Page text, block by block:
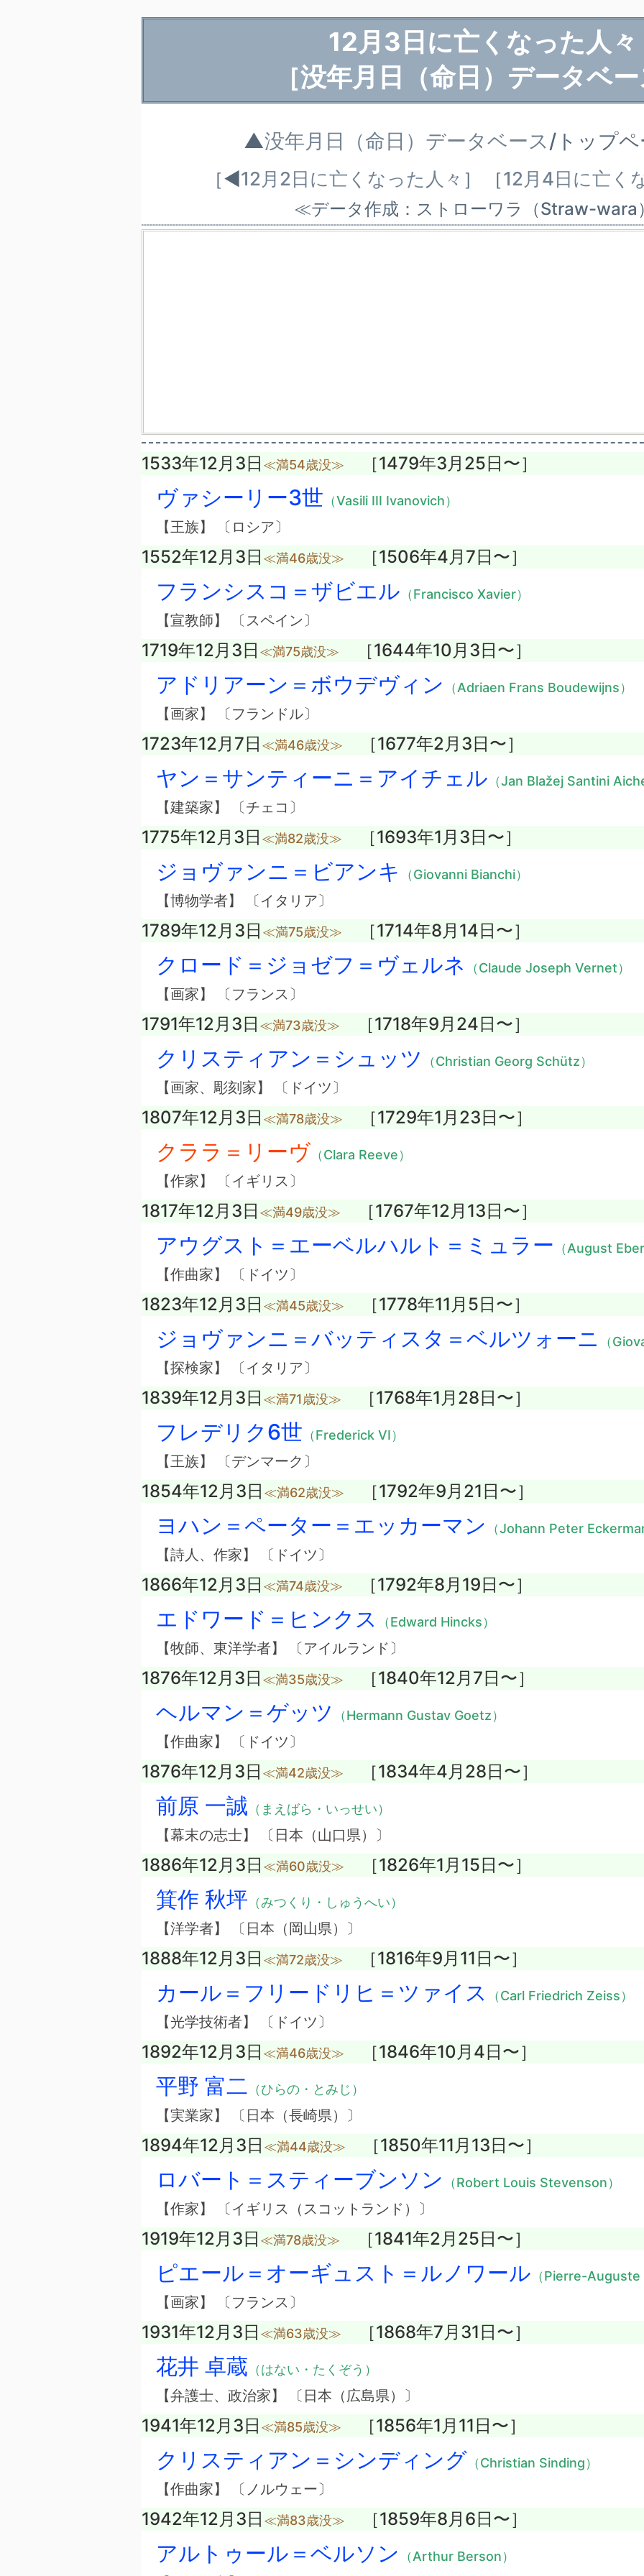
12月3日に亡くなった人々
［没年月日（命日）データベ
▲没年月日（命日）データベース/トップ
［◀12月2日に亡くなった人々 ］ ［12月4日に亡く
≪データ作成：ストローワラ（Straw-
1533年12月3日 ≪満54歳没≫ ［1479年3月25日〜］
ヴァシーリー3世 （Vasili III Ivanovich）
【王族】 〔ロシア〕
1552年12月3日 ≪満46歳没≫ ［1506年4月7日〜］
フランシスコ＝ザビエル （Francisco Xavier）
【宣教師】 〔スペイン〕
1719年12月3日 ≪満75歳没≫ ［1644年10月3日〜］
アドリアーン＝ボウデヴィン （Adriaen Frans Boudewijns）
【画家】 〔フランドル〕
1723年12月7日 ≪満46歳没≫ ［1677年2月3日〜］
ヤン＝サンティーニ＝アイチェル （Jan Blažej Santini
【建築家】 〔チェコ〕
1775年12月3日 ≪満82歳没≫ ［1693年1月3日〜］
ジョヴァンニ＝ビアンキ （Giovanni Bianchi）
【博物学者】 〔イタリア〕
1789年12月3日 ≪満75歳没≫ ［1714年8月14日〜］
クロード＝ジョゼフ＝ヴェルネ （Claude Joseph Vernet）
【画家】 〔フランス〕
1791年12月3日 ≪満73歳没≫ ［1718年9月24日〜］
クリスティアン＝シュッツ （Christian Georg Schütz）
【画家、彫刻家】 〔ドイツ〕
1807年12月3日 ≪満78歳没≫ ［1729年1月23日〜］
クララ＝リーヴ （Clara Reeve）
【作家】 〔イギリス〕
1817年12月3日 ≪満49歳没≫ ［1767年12月13日〜］
アウグスト＝エーベルハルト＝ミュラー （August
【作曲家】 〔ドイツ〕
1823年12月3日 ≪満45歳没≫ ［1778年11月5日〜］
ジョヴァンニ＝バッティスタ＝ベルツォーニ （
【探検家】 〔イタリア〕
1839年12月3日 ≪満71歳没≫ ［1768年1月28日〜］
フレデリク6世 （Frederick VI）
【王族】 〔デンマーク〕
1854年12月3日 ≪満62歳没≫ ［1792年9月21日〜］
ヨハン＝ペーター＝エッカーマン （Johann Peter
【詩人、作家】 〔ドイツ〕
1866年12月3日 ≪満74歳没≫ ［1792年8月19日〜］
エドワード＝ヒンクス （Edward Hincks）
【牧師、東洋学者】 〔アイルランド〕
1876年12月3日 ≪満35歳没≫ ［1840年12月7日〜］
ヘルマン＝ゲッツ （Hermann Gustav Goetz）
【作曲家】 〔ドイツ〕
1876年12月3日 ≪満42歳没≫ ［1834年4月28日〜］
前原 一誠 （まえばら・いっせい）
【幕末の志士】 〔日本（山口県）〕
1886年12月3日 ≪満60歳没≫ ［1826年1月15日〜］
箕作 秋坪 （みつくり・しゅうへい）
【洋学者】 〔日本（岡山県）〕
1888年12月3日 ≪満72歳没≫ ［1816年9月11日〜］
カール＝フリードリヒ＝ツァイス （Carl Friedrich Zeiss）
【光学技術者】 〔ドイツ〕
1892年12月3日 ≪満46歳没≫ ［1846年10月4日〜］
平野 富二 （ひらの・とみじ）
【実業家】 〔日本（長崎県）〕
1894年12月3日 ≪満44歳没≫ ［1850年11月13日〜］
ロバート＝スティーブンソン （Robert Louis Stevenson）
【作家】 〔イギリス（スコットランド）〕
1919年12月3日 ≪満78歳没≫ ［1841年2月25日〜］
ピエール＝オーギュスト＝ルノワール （Pierre-
【画家】 〔フランス〕
1931年12月3日 ≪満63歳没≫ ［1868年7月31日〜］
花井 卓蔵 （はない・たくぞう）
【弁護士、政治家】 〔日本（広島県）〕
1941年12月3日 ≪満85歳没≫ ［1856年1月11日〜］
クリスティアン＝シンディング （Christian Sinding）
【作曲家】 〔ノルウェー〕
1942年12月3日 ≪満83歳没≫ ［1859年8月6日〜］
アルトゥール＝ベルソン （Arthur Berson）